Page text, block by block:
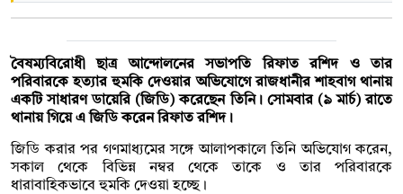
বৈষম্যবিরোধী ছাত্র আন্দোলনের সভাপতি রিফাত রশিদ ও তার
পরিবারকে হত্যার হুমকি দেওয়ার অভিযোগে রাজধানীর শাহবাগ থানায়
একটি সাধারণ ডায়েরি (জিডি) করেছেন তিনি। সোমবার (৯ মার্চ) রাতে
থানায় গিয়ে এ জিডি করেন রিফাত রশিদ।
জিডি করার পর গণমাধ্যমের সঙ্গে আলাপকালে তিনি অভিযোগ করেন,
সকাল থেকে বিভিন্ন নম্বর থেকে তাকে ও তার পরিবারকে
ধারাবাহিকভাবে হুমকি দেওয়া হচ্ছে।